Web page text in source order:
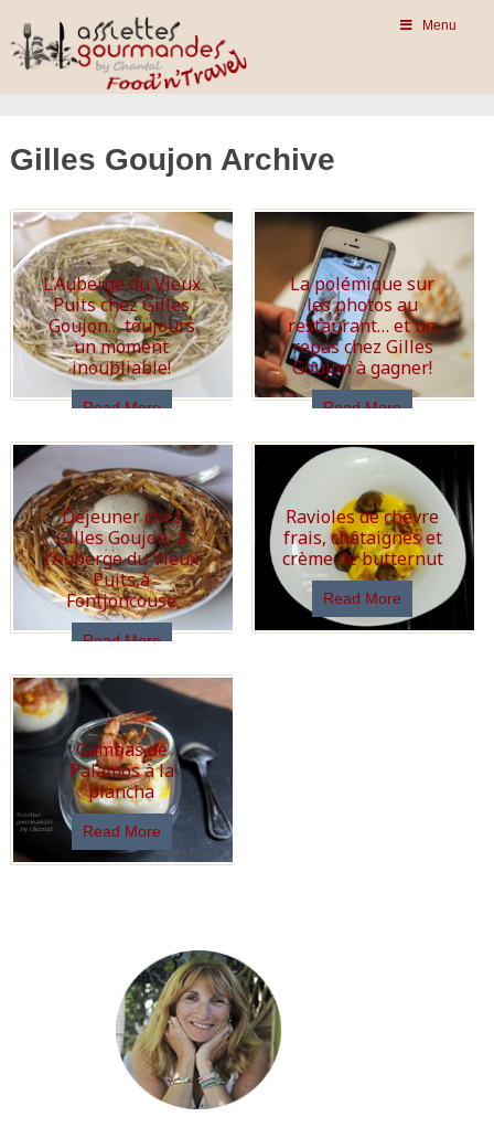
Menu
Gilles Goujon Archive
L’Auberge du Vieux
Puits chez Gilles
Goujon… toujours
un moment
inoubliable!
Read More
La polémique sur
les photos au
restaurant… et un
repas chez Gilles
Goujon à gagner!
Read More
Déjeuner chez
Gilles Goujon, à
l’Auberge du Vieux
Puits,à
Fontjoncouse
Read More
Ravioles de chèvre
frais, châtaignes et
crème de butternut
Read More
Gambas de
Palamos à la
plancha
Read More